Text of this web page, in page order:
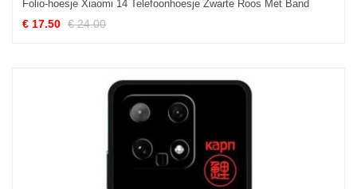
Folio-hoesje Xiaomi 14 Telefoonhoesje Zwarte Roos Met Band
€ 17.50 € 24.00